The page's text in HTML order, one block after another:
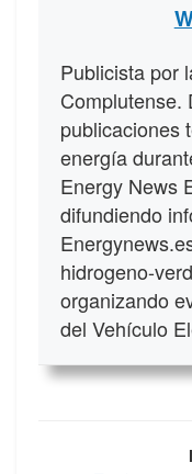
Publicista por
Complutense.
publicaciones
energía
Energy News
difundiendo
hidrogeno-
organizando
del Vehículo